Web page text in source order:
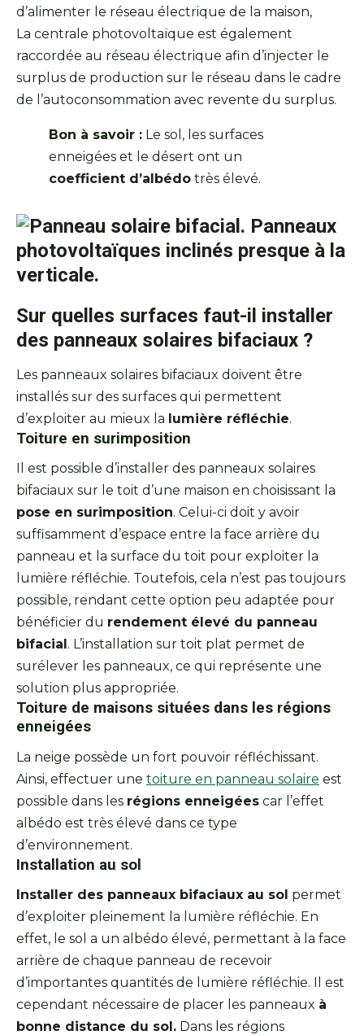
d’alimenter le réseau électrique de la maison,
La centrale photovoltaïque est également
raccordée au réseau électrique afin d’injecter le
surplus de production sur le réseau dans le cadre
de l’autoconsommation avec revente du surplus.
Bon à savoir : Le sol, les surfaces
enneigées et le désert ont un
coefficient d’albédo très élevé.
Sur quelles surfaces faut-il installer
des panneaux solaires bifaciaux ?
Les panneaux solaires bifaciaux doivent être
installés sur des surfaces qui permettent
d’exploiter au mieux la lumière réfléchie.
Toiture en surimposition
Il est possible d’installer des panneaux solaires
bifaciaux sur le toit d’une maison en choisissant la
pose en surimposition. Celui-ci doit y avoir
suffisamment d’espace entre la face arrière du
panneau et la surface du toit pour exploiter la
lumière réfléchie. Toutefois, cela n’est pas toujours
possible, rendant cette option peu adaptée pour
bénéficier du rendement élevé du panneau
bifacial . L’installation sur toit plat permet de
surélever les panneaux, ce qui représente une
solution plus appropriée.
Toiture de maisons situées dans les régions
enneigées
La neige possède un fort pouvoir réfléchissant.
Ainsi, effectuer une toiture en panneau solaire est
possible dans les régions enneigées car l’effet
albédo est très élevé dans ce type
d’environnement.
Installation au sol
Installer des panneaux bifaciaux au sol permet
d’exploiter pleinement la lumière réfléchie. En
effet, le sol a un albédo élevé, permettant à la face
arrière de chaque panneau de recevoir
d’importantes quantités de lumière réfléchie. Il est
cependant nécessaire de placer les panneaux à
bonne distance du sol. Dans les régions